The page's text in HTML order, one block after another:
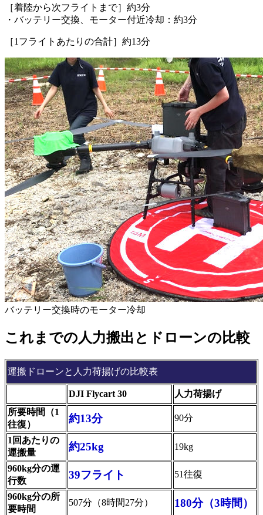
［着陸から次フライトまで］約3分
・バッテリー交換、モーター付近冷却：約3分
［1フライトあたりの合計］約13分
バッテリー交換時のモーター冷却
これまでの人力搬出とドローンの比較
運搬ドローンと人力荷揚げの比較表
DJI Flycart 30
人力荷揚げ
所要時間（1
往復）
約13分 90分
1回あたりの
運搬量
約25kg 19kg
960kg分の運
行数
39フライト 51往復
960kg分の所
要時間
507分（8時間27分） 180分（3時間）